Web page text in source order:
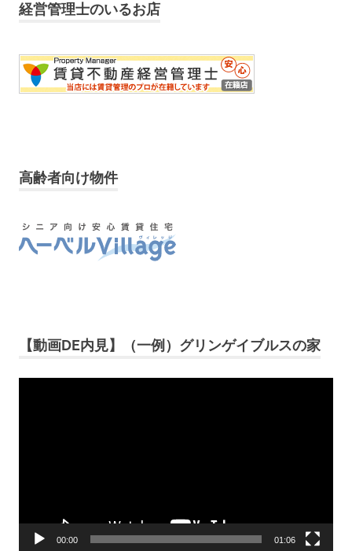
経営管理士のいるお店
高齢者向け物件
【動画DE内見】（一例）グリンゲイブルスの家
00:00 01:06